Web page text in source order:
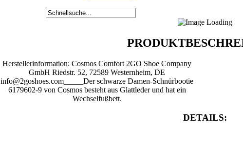
Herstellerinformation: Cosmos Comfort 2GO Shoe Company
GmbH Riedstr. 52, 72589 Westernheim, DE
info@2goshoes.com_____Der schwarze Damen-Schnürbootie
6179602-9 von Cosmos besteht aus Glattleder und hat ein
Wechselfußbett.
DETAILS: